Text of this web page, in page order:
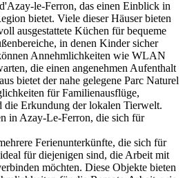
le-Ferron, das einen Einblick in
bietet. Viele dieser Häuser bieten
ausgestattete Küchen für bequeme
in denen Kinder sicher
Annehmlichkeiten wie WLAN
die einen angenehmen Aufenthalt
bietet der nahe gelegene Parc Naturel
für Familienausflüge,
die Erkundung der lokalen Tierwelt.
in Azay-Le-Ferron, die sich für
Ferienunterkünfte, die sich für
für diejenigen sind, die Arbeit mit
möchten. Diese Objekte bieten